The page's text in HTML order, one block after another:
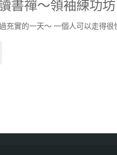
書禪～領袖練功
充實的一天～ 一個人可以走得